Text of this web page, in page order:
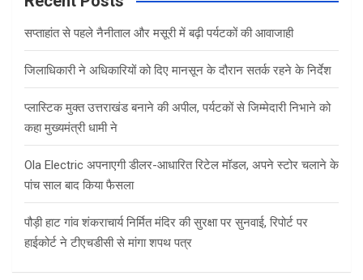
सप्ताहांत से पहले नैनीताल और मसूरी में बढ़ी पर्यटकों की आवाजाही
जिलाधिकारी ने अधिकारियों को दिए मानसून के दौरान सतर्क रहने के निर्देश
प्लास्टिक मुक्त उत्तराखंड बनाने की अपील, पर्यटकों से जिम्मेदारी निभाने को
कहा मुख्यमंत्री धामी ने
Ola Electric अपनाएगी डीलर-आधारित रिटेल मॉडल, अपने स्टोर चलाने के
पांच साल बाद किया फैसला
पौड़ी हाट गांव शंकराचार्य निर्मित मंदिर की सुरक्षा पर सुनवाई, रिपोर्ट पर
हाईकोर्ट ने टीएचडीसी से मांगा शपथ पत्र